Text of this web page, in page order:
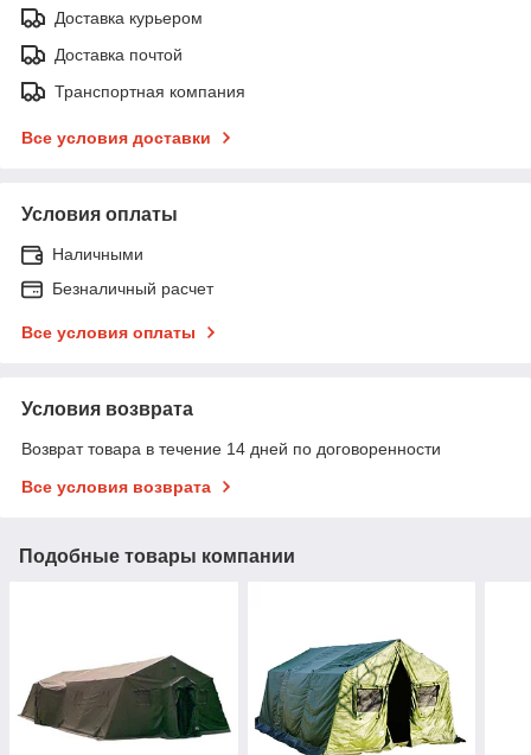
Доставка курьером
Доставка почтой
Транспортная компания
Все условия доставки
Условия оплаты
Наличными
Безналичный расчет
Все условия оплаты
Условия возврата
Возврат товара в течение 14 дней по договоренности
Все условия возврата
Подобные товары компании